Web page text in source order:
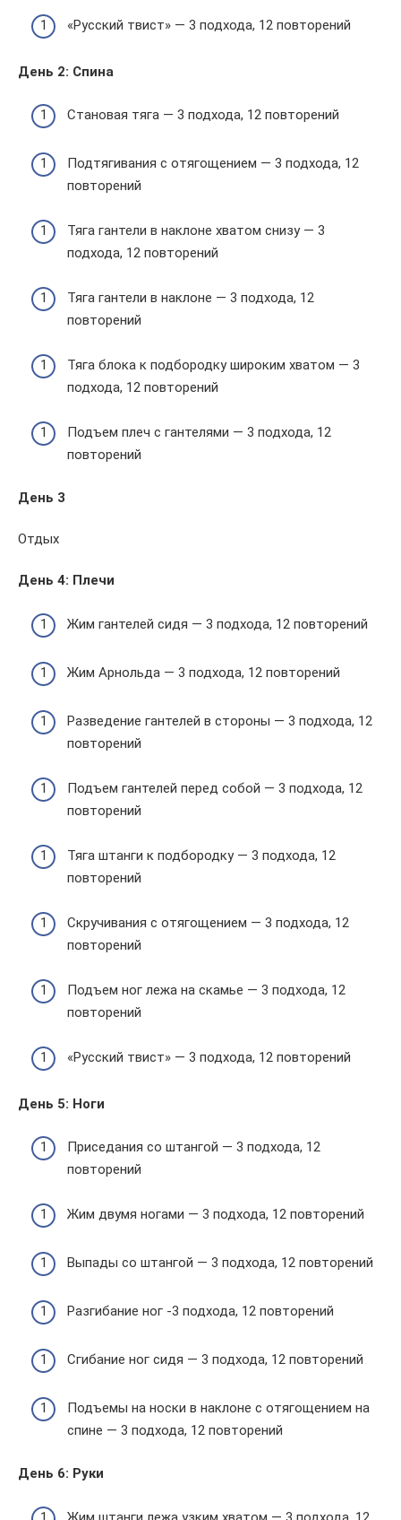
«Русский твист» — 3 подхода, 12 повторений
День 2: Спина
Становая тяга — 3 подхода, 12 повторений
Подтягивания с отягощением — 3 подхода, 12
повторений
Тяга гантели в наклоне хватом снизу — 3
подхода, 12 повторений
Тяга гантели в наклоне — 3 подхода, 12
повторений
Тяга блока к подбородку широким хватом — 3
подхода, 12 повторений
Подъем плеч с гантелями — 3 подхода, 12
повторений
День 3
Отдых
День 4: Плечи
Жим гантелей сидя — 3 подхода, 12 повторений
Жим Арнольда — 3 подхода, 12 повторений
Разведение гантелей в стороны — 3 подхода, 12
повторений
Подъем гантелей перед собой — 3 подхода, 12
повторений
Тяга штанги к подбородку — 3 подхода, 12
повторений
Скручивания с отягощением — 3 подхода, 12
повторений
Подъем ног лежа на скамье — 3 подхода, 12
повторений
«Русский твист» — 3 подхода, 12 повторений
День 5: Ноги
Приседания со штангой — 3 подхода, 12
повторений
Жим двумя ногами — 3 подхода, 12 повторений
Выпады со штангой — 3 подхода, 12 повторений
Разгибание ног -3 подхода, 12 повторений
Сгибание ног сидя — 3 подхода, 12 повторений
Подъемы на носки в наклоне с отягощением на
спине — 3 подхода, 12 повторений
День 6: Руки